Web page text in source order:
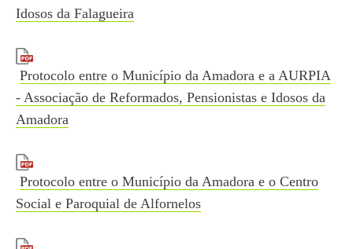
Idosos da Falagueira
Protocolo entre o Município da Amadora e a AURPIA
- Associação de Reformados, Pensionistas e Idosos da
Amadora
Protocolo entre o Município da Amadora e o Centro
Social e Paroquial de Alfornelos